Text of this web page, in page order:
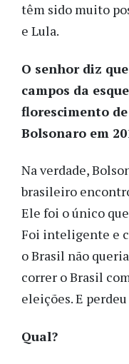
têm sido muito
e Lula.
O senhor diz
campos da
florescimento
Bolsonaro em
Na verdade,
brasileiro
Ele foi o único
Foi inteligente e
o Brasil não
correr o Brasil
eleições. E
Qual?